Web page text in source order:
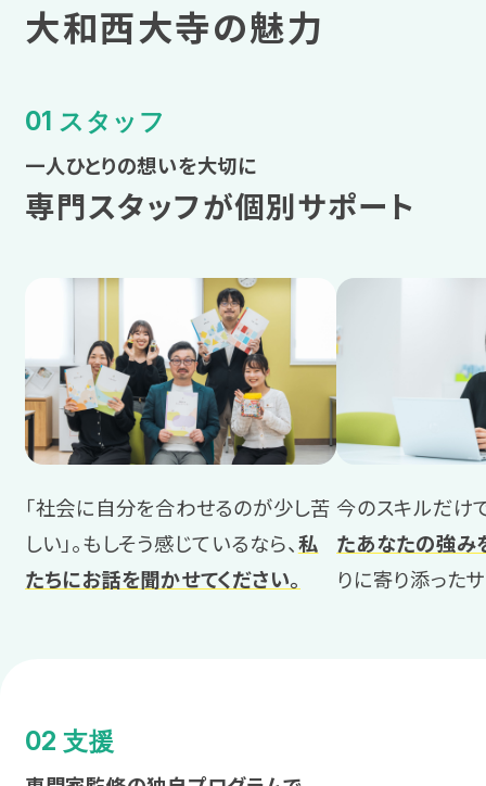
肢体不自由
企業インタビュー
合理的配慮とは
京都
中国・四国
山口
香川
九州・沖縄
熊本
大和西大寺の魅力
01 スタッフ
一人ひとりの想いを大切に
専門スタッフが個別サポート
「社会に自分を合わせるのが少し苦
しい」。もしそう感じているなら、私
たちにお話を聞かせてください。
今のスキルだけ
たあなたの強み
りに寄り添った
02 支援